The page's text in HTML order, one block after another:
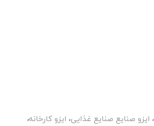
, ایزو صنایع صنایع غذایی, ایزو کارخانه,